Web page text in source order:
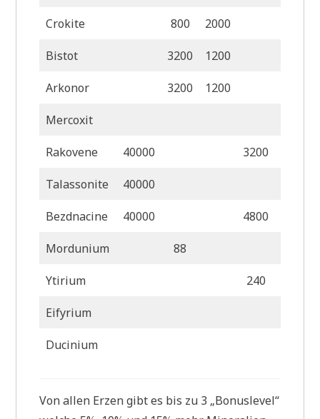
Crokite 800 2000
Bistot 3200 1200
Arkonor 3200 1200
Mercoxit
Rakovene 40000 3200
Talassonite 40000
Bezdnacine 40000 4800
Mordunium 88
Ytirium 240
Eifyrium
Ducinium
Von allen Erzen gibt es bis zu 3 „Bonuslevel“